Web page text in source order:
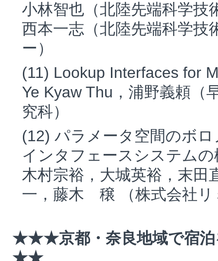
小林智也（北陸先端科学技
西本一志（北陸先端科学技
ー）
(11) Lookup Interfaces for
Ye Kyaw Thu，浦野義頼（
究科）
(12) パラメータ空間のボ
インタフェースシステムの
木村宗裕，大城英裕，末田
一，藤木 穣 （株式会社リ
★★★京都・奈良地域で宿泊